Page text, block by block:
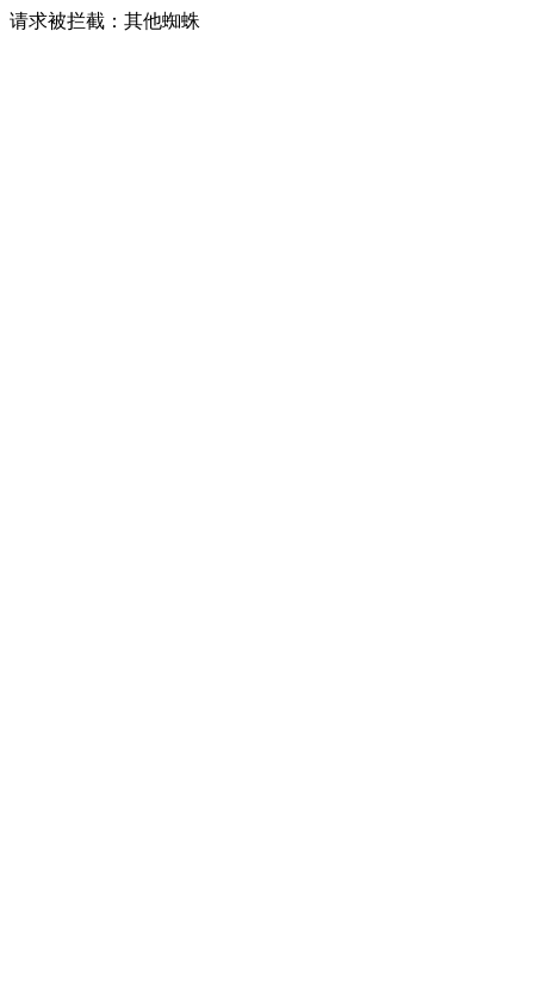
请求被拦截：其他蜘蛛